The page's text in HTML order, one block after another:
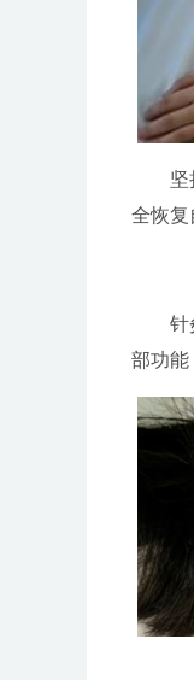
坚持
全恢复
针灸
部功能